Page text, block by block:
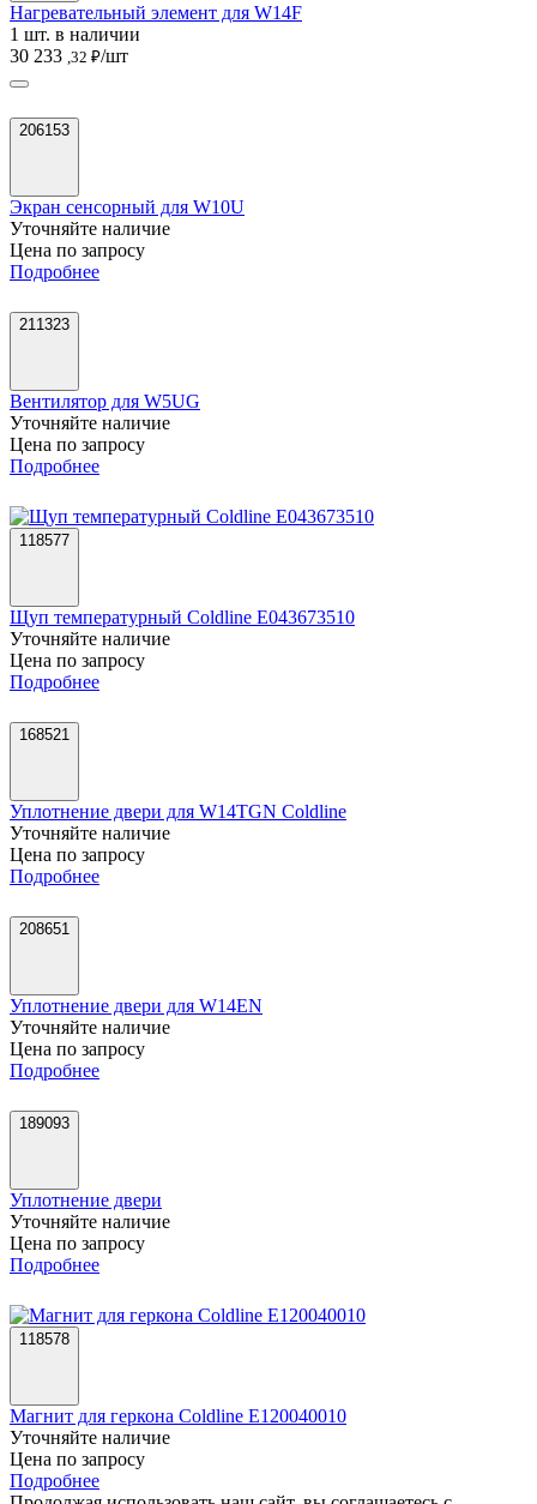
Нагревательный элемент для W14F
1 шт. в наличии
30 233 ,32 ₽/шт
206153
Экран сенсорный для W10U
Уточняйте наличие
Цена по запросу
Подробнее
211323
Вентилятор для W5UG
Уточняйте наличие
Цена по запросу
Подробнее
118577
Щуп температурный Coldline E043673510
Уточняйте наличие
Цена по запросу
Подробнее
168521
Уплотнение двери для W14TGN Coldline
Уточняйте наличие
Цена по запросу
Подробнее
208651
Уплотнение двери для W14EN
Уточняйте наличие
Цена по запросу
Подробнее
189093
Уплотнение двери
Уточняйте наличие
Цена по запросу
Подробнее
118578
Магнит для геркона Coldline E120040010
Уточняйте наличие
Цена по запросу
Подробнее